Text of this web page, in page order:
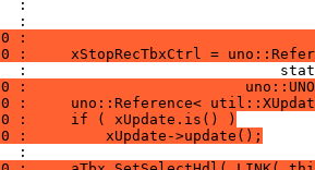
:
:     xStopRecTbxCtrl =
:
:     uno::Reference<
:     if ( xUpdate.is() )
:         xUpdate->update();